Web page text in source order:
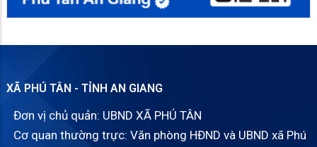
XÃ PHÚ TÂN - TỈNH AN GIANG
Đơn vị chủ quản: UBND XÃ PHÚ TÂN
Cơ quan thường trực: Văn phòng HĐND và UBND xã Phú